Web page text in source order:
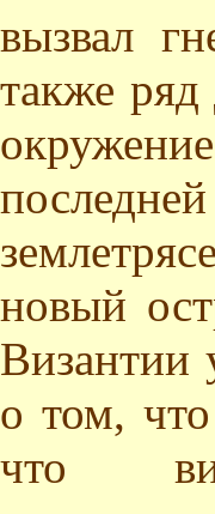
вызвал
также ряд
новый
Византии
о том,
что